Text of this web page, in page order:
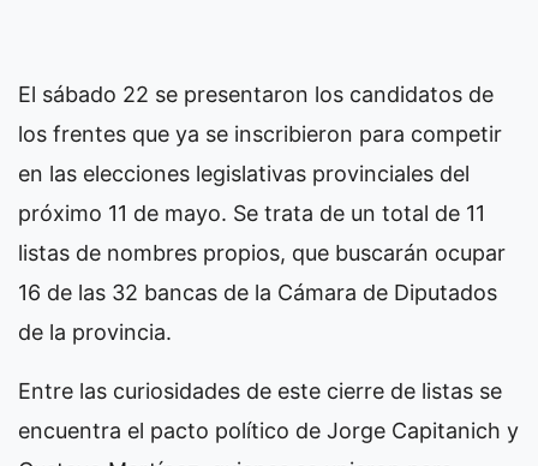
El sábado 22 se presentaron los candidatos de
los frentes que ya se inscribieron para competir
en las elecciones legislativas provinciales del
próximo 11 de mayo. Se trata de un total de 11
listas de nombres propios, que buscarán ocupar
16 de las 32 bancas de la Cámara de Diputados
de la provincia.
Entre las curiosidades de este cierre de listas se
encuentra el pacto político de Jorge Capitanich y